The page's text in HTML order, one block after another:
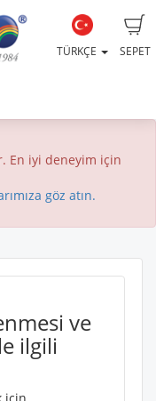
SEPET
TÜRKÇE
En iyi deneyim için
göz atın.
ve
ilgili